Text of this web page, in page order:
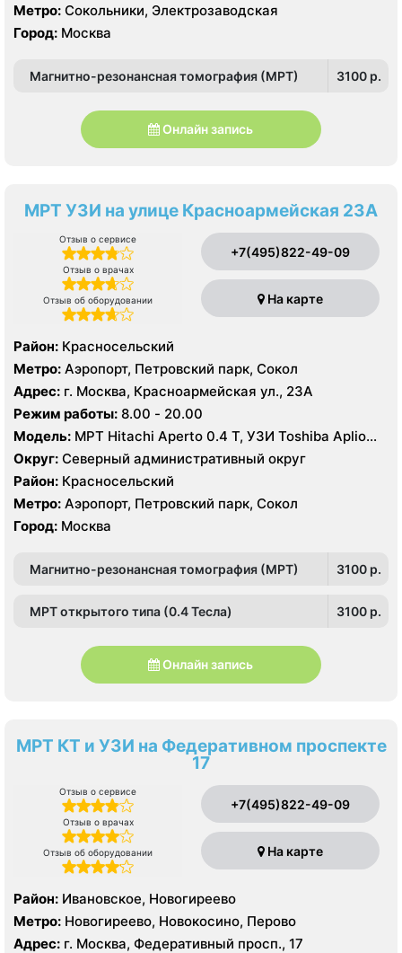
Метро: Сокольники, Электрозаводская
Город: Москва
Магнитно-резонансная томография (МРТ) 3100 p.
Онлайн запись
МРТ УЗИ на улице Красноармейская 23А
Отзыв о сервисе
Отзыв о врачах
Отзыв об оборудовании
+7(495)822-49-09
На карте
Район: Красносельский
Метро: Аэропорт, Петровский парк, Сокол
Адрес: г. Москва, Красноармейская ул., 23А
Режим работы: 8.00 - 20.00
Модель: МРТ Hitachi Aperto 0.4 Т, УЗИ Toshiba Aplio
TUS-A 500
Округ: Северный административный округ
Район: Красносельский
Метро: Аэропорт, Петровский парк, Сокол
Город: Москва
Магнитно-резонансная томография (МРТ) 3100 p.
МРТ открытого типа (0.4 Тесла) 3100 p.
Онлайн запись
МРТ КТ и УЗИ на Федеративном проспекте
17
Отзыв о сервисе
Отзыв о врачах
Отзыв об оборудовании
+7(495)822-49-09
На карте
Район: Ивановское, Новогиреево
Метро: Новогиреево, Новокосино, Перово
Адрес: г. Москва, Федеративный просп., 17